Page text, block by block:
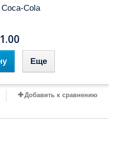
Coca-Cola
Еще
Добавить к сравнению